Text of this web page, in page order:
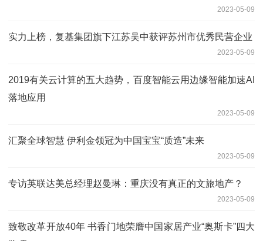
2023-05-09
实力上榜，复基集团旗下江苏吴中获评苏州市优秀民营企业
2023-05-09
2019有关云计算的五大趋势，百度智能云用边缘智能加速AI
落地应用
2023-05-09
汇聚全球智慧 伊利金领冠为中国宝宝“质造”未来
2023-05-09
专访英联达美总经理赵曼琳：重庆没有真正的文旅地产？
2023-05-09
致敬改革开放40年 书香门地荣膺中国家居产业“奥斯卡”四大